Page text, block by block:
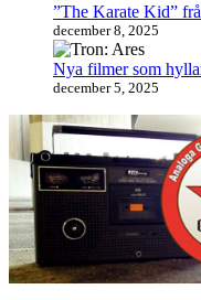
”The Karate Kid”
december 8, 2025
Nya filmer som
december 5, 2025